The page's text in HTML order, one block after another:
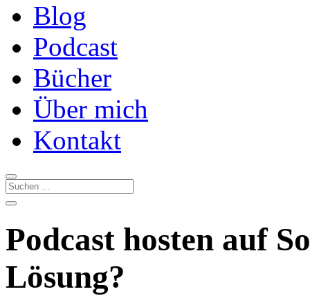
Blog
Podcast
Bücher
Über mich
Kontakt
Podcast hosten auf
Lösung?